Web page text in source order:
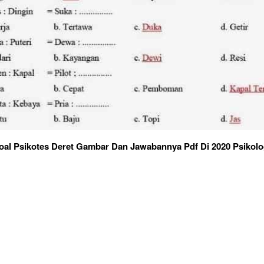
Psikotes Deret Gambar Dan Jawabannya Pdf Di 2020